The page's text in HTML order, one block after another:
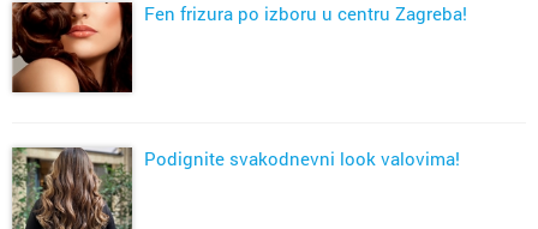
Fen frizura po izboru u centru Zagreba!
Podignite svakodnevni look valovima!